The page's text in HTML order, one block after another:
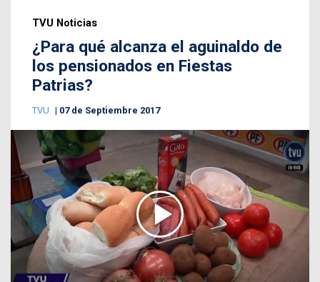
TVU Noticias
¿Para qué alcanza el aguinaldo de
los pensionados en Fiestas
Patrias?
TVU 07 de Septiembre 2017